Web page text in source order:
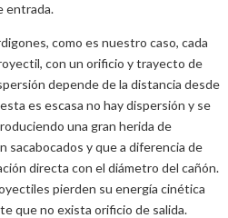
entrada.
como es nuestro caso, cada
con un orificio y trayecto de
depende de la distancia desde
es escasa no hay dispersión y se
una gran herida de
sacabocados y que a diferencia de
directa con el diámetro del cañón.
pierden su energía cinética
que no exista orificio de salida.